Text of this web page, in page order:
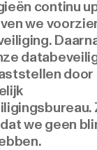
continu
we
door
we geen